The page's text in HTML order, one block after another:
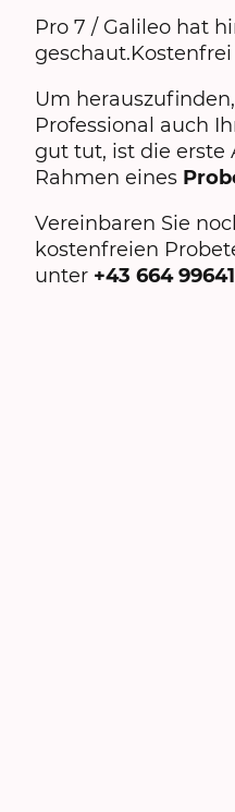
Pro 7 / Galileo hat
Um
Professional auch
gut tut, ist die erste
Rahmen eines
Vereinbaren Sie
kostenfreien
unter +43 664